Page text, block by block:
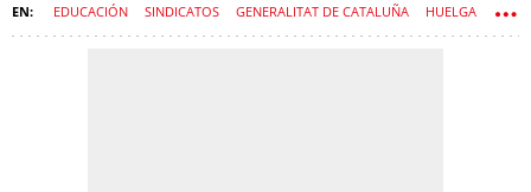
EDUCACIÓN SINDICATOS GENERALITAT DE CATALUÑA HUELGA